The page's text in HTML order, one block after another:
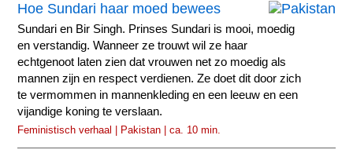
Hoe Sundari haar moed bewees
Sundari en Bir Singh. Prinses Sundari is mooi, moedig
en verstandig. Wanneer ze trouwt wil ze haar
echtgenoot laten zien dat vrouwen net zo moedig als
mannen zijn en respect verdienen. Ze doet dit door zich
te vermommen in mannenkleding en een leeuw en een
vijandige koning te verslaan.
Feministisch verhaal | Pakistan | ca. 10 min.